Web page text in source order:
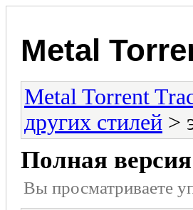
Metal
Metal Torrent
других стилей >
Полная
Вы просматриваете